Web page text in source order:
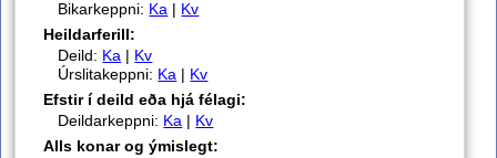
Bikarkeppni: Ka
Kv
Heildarferill:
Deild: Ka
Kv
Úrslitakeppni: Ka
Kv
Efstir í deild eða hjá félagi:
Deildarkeppni: Ka
Kv
Alls konar og ýmislegt: